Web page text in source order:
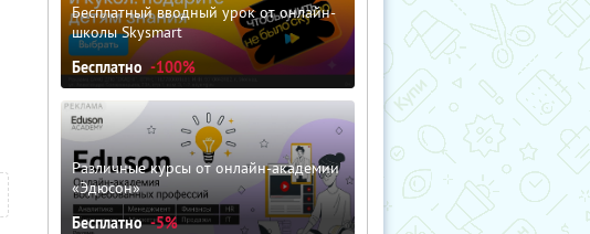
Бесплатный вводный урок от онлайн-
школы Skysmart
Бесплатно -100%
Различные курсы от онлайн-академии
«Эдюсон»
Бесплатно -5%